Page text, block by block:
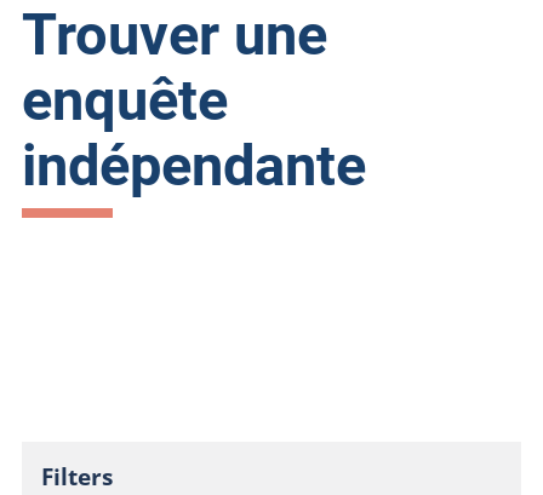
Trouver une
enquête
indépendante
Filters